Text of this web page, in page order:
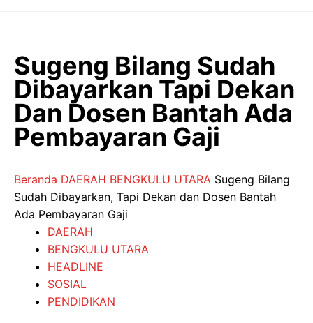
Sugeng Bilang Sudah
Dibayarkan Tapi Dekan
Dan Dosen Bantah Ada
Pembayaran Gaji
Beranda DAERAH BENGKULU UTARA Sugeng Bilang
Sudah Dibayarkan, Tapi Dekan dan Dosen Bantah
Ada Pembayaran Gaji
DAERAH
BENGKULU UTARA
HEADLINE
SOSIAL
PENDIDIKAN